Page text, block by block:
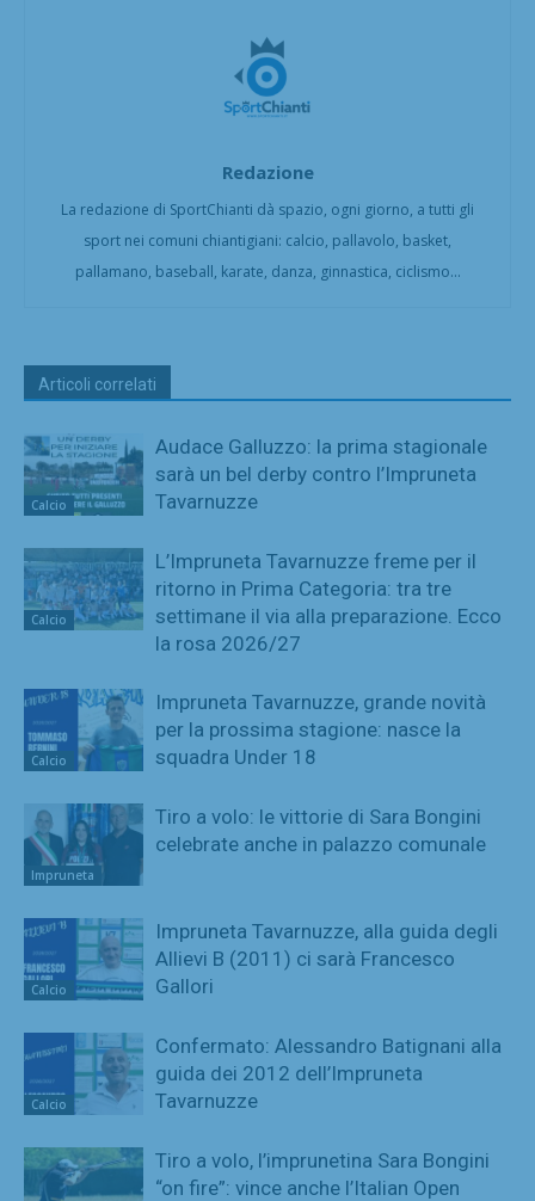
Redazione
La redazione di SportChianti dà spazio, ogni giorno, a tutti gli
sport nei comuni chiantigiani: calcio, pallavolo, basket,
pallamano, baseball, karate, danza, ginnastica, ciclismo...
Articoli correlati
Calcio
Audace Galluzzo: la prima stagionale
sarà un bel derby contro l’Impruneta
Tavarnuzze
Calcio
L’Impruneta Tavarnuzze freme per il
ritorno in Prima Categoria: tra tre
settimane il via alla preparazione. Ecco
la rosa 2026/27
Calcio
Impruneta Tavarnuzze, grande novità
per la prossima stagione: nasce la
squadra Under 18
Impruneta
Tiro a volo: le vittorie di Sara Bongini
celebrate anche in palazzo comunale
Calcio
Impruneta Tavarnuzze, alla guida degli
Allievi B (2011) ci sarà Francesco
Gallori
Calcio
Confermato: Alessandro Batignani alla
guida dei 2012 dell’Impruneta
Tavarnuzze
Tiro a volo, l’imprunetina Sara Bongini
“on fire”: vince anche l’Italian Open